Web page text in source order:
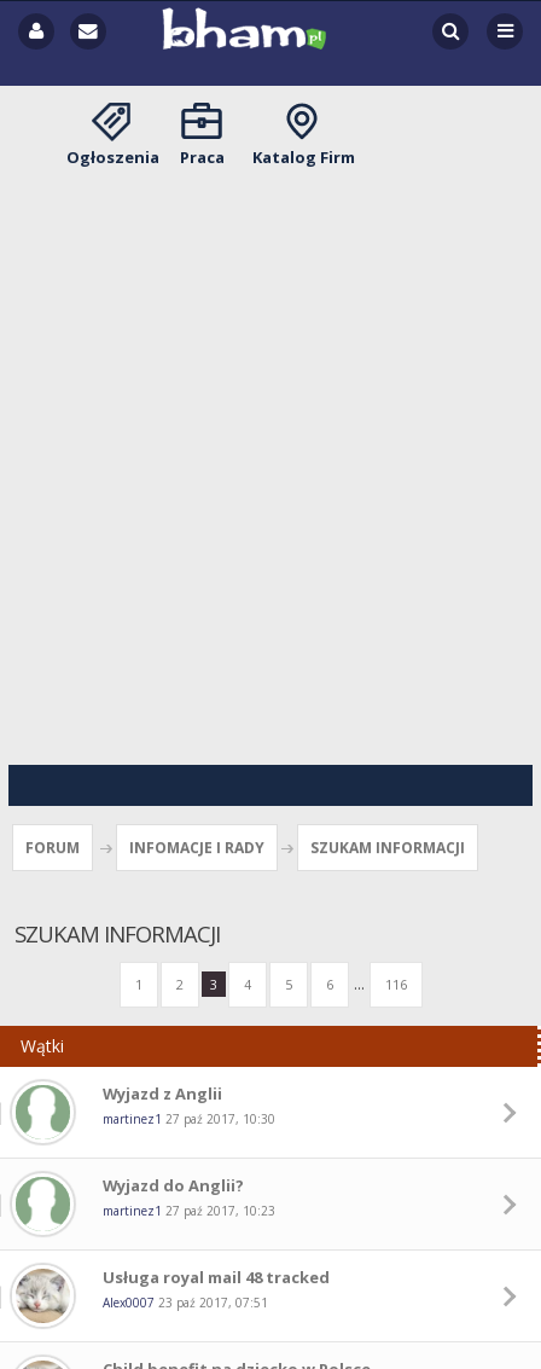
Ogłoszenia Praca Katalog Firm
FORUM INFOMACJE I RADY SZUKAM INFORMACJI
SZUKAM INFORMACJI
1 2 3 4 5 6 ... 116
Wątki
Wyjazd z Anglii
martinez1 27 paź 2017, 10:30
Wyjazd do Anglii?
martinez1 27 paź 2017, 10:23
Usługa royal mail 48 tracked
Alex0007 23 paź 2017, 07:51